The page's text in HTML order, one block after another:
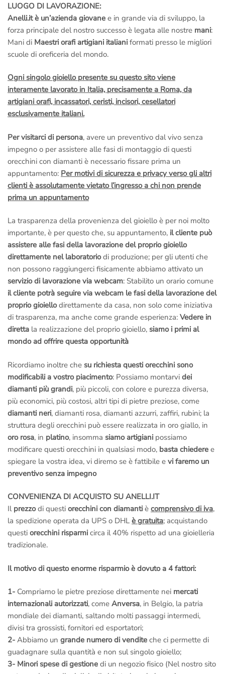
LUOGO DI LAVORAZIONE:
Anelli.it è un’azienda giovane e in grande via di sviluppo, la
forza principale del nostro successo è legata alle nostre mani:
Mani di Maestri orafi artigiani italiani formati presso le migliori
scuole di oreficeria del mondo.
Ogni singolo gioiello presente su questo sito viene
interamente lavorato in Italia, precisamente a Roma, da
artigiani orafi, incassatori, ceristi, incisori, cesellatori
esclusivamente italiani.
Per visitarci di persona, avere un preventivo dal vivo senza
impegno o per assistere alle fasi di montaggio di questi
orecchini con diamanti è necessario fissare prima un
appuntamento: Per motivi di sicurezza e privacy verso gli altri
clienti è assolutamente vietato l’ingresso a chi non prende
prima un appuntamento
La trasparenza della provenienza del gioiello è per noi molto
importante, è per questo che, su appuntamento, il cliente può
assistere alle fasi della lavorazione del proprio gioiello
direttamente nel laboratoriodi produzione; per gli utenti che
non possono raggiungerci fisicamente abbiamo attivato un
servizio di lavorazione via webcam: Stabilito un orario comune
il cliente potrà seguire via webcam le fasi della lavorazione del
proprio gioiellodirettamente da casa, non solo come iniziativa
di trasparenza, ma anche come grande esperienza: Vedere in
diretta la realizzazione del proprio gioiello, siamo i primi al
mondo ad offrire questa opportunità
Ricordiamo inoltre che su richiesta questi orecchini sono
modificabili a vostro piacimento: Possiamo montarvi dei
diamanti più grandi, più piccoli, con colore e purezza diversa,
più economici, più costosi, altri tipi di pietre preziose, come
diamanti neri, diamanti rosa, diamanti azzurri, zaffiri, rubini; la
struttura degli orecchini può essere realizzata in oro giallo, in
oro rosa, in platino, insomma siamo artigiani possiamo
modificare questi orecchini in qualsiasi modo, basta chiedere e
spiegare la vostra idea, vi diremo se è fattibile e vi faremo un
preventivo senza impegno
CONVENIENZA DI ACQUISTO SU ANELLI.IT
Il prezzodi questi orecchini con diamanti è comprensivo di iva,
la spedizione operata da UPS o DHL è gratuita; acquistando
questi orecchini risparmi circa il 40% rispetto ad una gioielleria
tradizionale.
Il motivo di questo enorme risparmio è dovuto a 4 fattori:
1- Compriamo le pietre preziose direttamente nei mercati
internazionali autorizzati, come Anversa, in Belgio, la patria
mondiale dei diamanti, saltando molti passaggi intermedi,
divisi tra grossisti, fornitori ed esportatori;
2- Abbiamo un grande numero di vendite che ci permette di
guadagnare sulla quantità e non sul singolo gioiello;
3- Minori spese di gestione di un negozio fisico (Nel nostro sito